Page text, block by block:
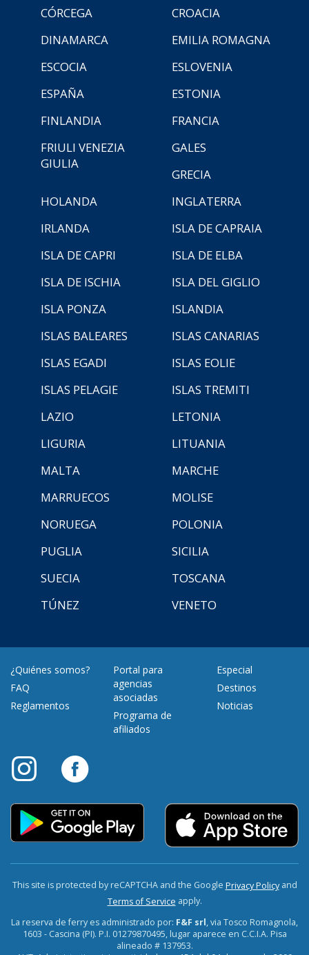
CÓRCEGA
CROACIA
DINAMARCA
EMILIA ROMAGNA
ESCOCIA
ESLOVENIA
ESPAÑA
ESTONIA
FINLANDIA
FRANCIA
FRIULI VENEZIA
GIULIA
GALES
GRECIA
HOLANDA
INGLATERRA
IRLANDA
ISLA DE CAPRAIA
ISLA DE CAPRI
ISLA DE ELBA
ISLA DE ISCHIA
ISLA DEL GIGLIO
ISLA PONZA
ISLANDIA
ISLAS BALEARES
ISLAS CANARIAS
ISLAS EGADI
ISLAS EOLIE
ISLAS PELAGIE
ISLAS TREMITI
LAZIO
LETONIA
LIGURIA
LITUANIA
MALTA
MARCHE
MARRUECOS
MOLISE
NORUEGA
POLONIA
PUGLIA
SICILIA
SUECIA
TOSCANA
TÚNEZ
VENETO
¿Quiénes somos?
FAQ
Reglamentos
Portal para
agencias
asociadas
Programa de
afiliados
Especial
Destinos
Noticias
This site is protected by reCAPTCHA and the Google Privacy Policyand
Terms of Service apply.
La reserva de ferry es administrado por: F&F srl, via Tosco Romagnola,
1603 - Cascina (PI). P.I. 01279870495, lugar aparece en C.C.I.A. Pisa
alineado # 137953.